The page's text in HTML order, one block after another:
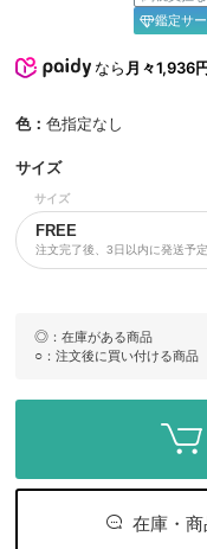
鑑定サ
なら月々1,936
色： 色指定なし
サイズ
サイズ
FREE
注文完了後、3日以内に発送予定
◎ ：在庫がある商品
○ ：注文後に買い付ける商品
在庫・